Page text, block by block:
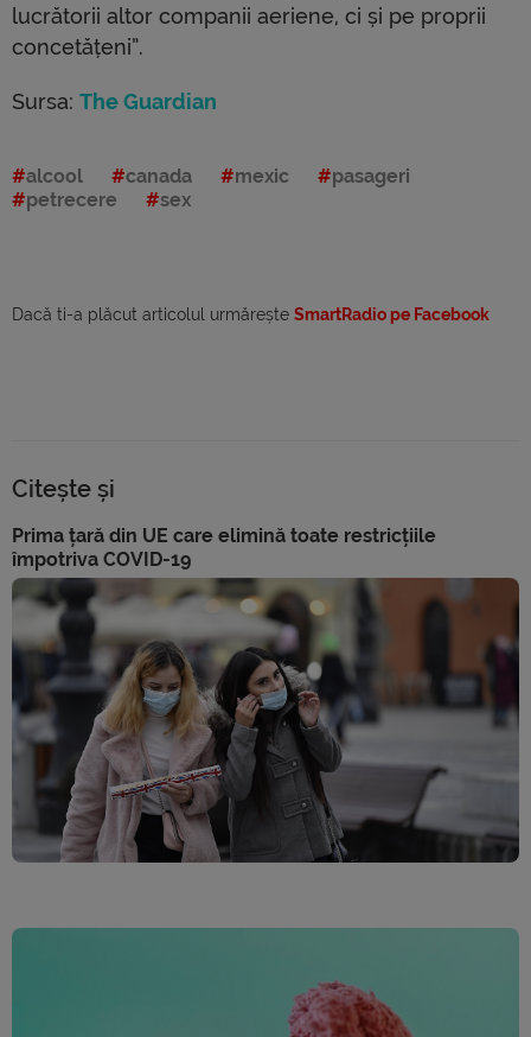
lucrătorii altor companii aeriene, ci și pe proprii
concetățeni”.
Sursa: The Guardian
alcool canada mexic
pasageri
petrecere
sex
Dacă ti-a plăcut articolul urmărește SmartRadio pe Facebook
Citește și
Prima țară din UE care elimină toate restricțiile
împotriva COVID-19